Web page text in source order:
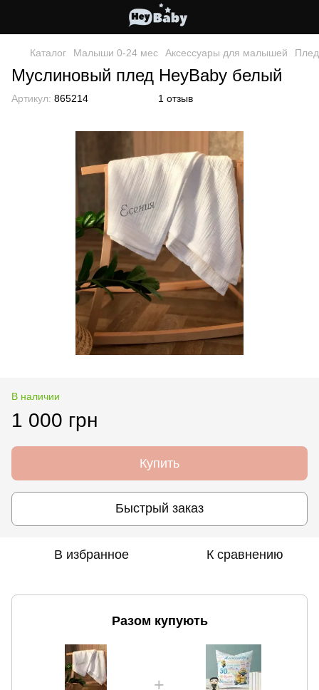
Каталог Малыши 0-24 мес Аксессуары для малышей
Муслиновый плед HeyBaby белый
Артикул: 865214 1 отзыв
В наличии
1 000 грн
Купить
Быстрый заказ
В избранное К сравнению
Разом купують